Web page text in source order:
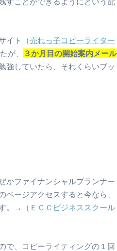
イト（売れっ子コピーライター
が、
３か月目の開始案内メール
強していたら、それくらいブッ
かファイナンシャルプランナー
ージアクセスすると今なら、
。→（ ＥＣＣビジネススクール
で、コピーライティングの１回